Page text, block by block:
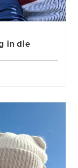
in die
bis hin
Bereich.
und
zeigt, wie
sowie ein
Karriere und
zu verbinden.